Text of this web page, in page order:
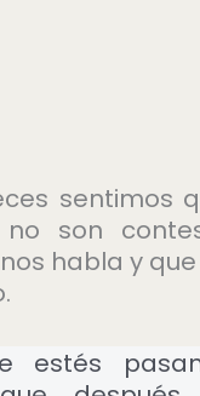
sentimos
no son
habla y
estés